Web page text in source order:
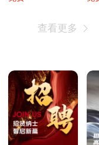
查看更多 